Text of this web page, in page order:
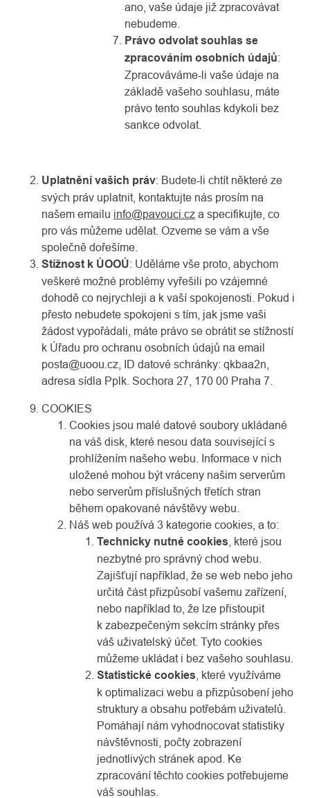
ano, vaše údaje již zpracovávat
nebudeme.
Právo odvolat souhlas se
zpracováním osobních údajů:
Zpracováváme-li vaše údaje na
základě vašeho souhlasu, máte
právo tento souhlas kdykoli bez
sankce odvolat.
Uplatnění vašich práv: Budete-li chtít některé ze
svých práv uplatnit, kontaktujte nás prosím na
našem emailu info@pavouci.cz a specifikujte, co
pro vás můžeme udělat. Ozveme se vám a vše
společně dořešíme.
Stížnost k ÚOOÚ: Uděláme vše proto, abychom
veškeré možné problémy vyřešili po vzájemné
dohodě co nejrychleji a k vaší spokojenosti. Pokud i
přesto nebudete spokojeni s tím, jak jsme vaši
žádost vypořádali, máte právo se obrátit se stížností
k Úřadu pro ochranu osobních údajů na email
posta@uoou.cz, ID datové schránky: qkbaa2n,
adresa sídla Pplk. Sochora 27, 170 00 Praha 7.
COOKIES
Cookies jsou malé datové soubory ukládané
na váš disk, které nesou data související s
prohlížením našeho webu. Informace v nich
uložené mohou být vráceny našim serverům
nebo serverům příslušných třetích stran
během opakované návštěvy webu.
Náš web používá 3 kategorie cookies, a to:
Technicky nutné cookies , které jsou
nezbytné pro správný chod webu.
Zajišťují například, že se web nebo jeho
určitá část přizpůsobí vašemu zařízení,
nebo například to, že lze přistoupit
k zabezpečeným sekcím stránky přes
váš uživatelský účet. Tyto cookies
můžeme ukládat i bez vašeho souhlasu.
Statistické cookies , které využíváme
k optimalizaci webu a přizpůsobení jeho
struktury a obsahu potřebám uživatelů.
Pomáhají nám vyhodnocovat statistiky
návštěvnosti, počty zobrazení
jednotlivých stránek apod. Ke
zpracování těchto cookies potřebujeme
váš souhlas.